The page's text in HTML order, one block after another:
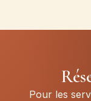
Pour les